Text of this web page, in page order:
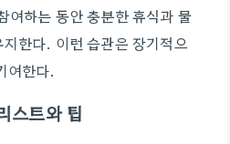
여하는 동안 충분한 휴식과 물
한다. 이런 습관은 장기적으
여한다.
스트와 팁